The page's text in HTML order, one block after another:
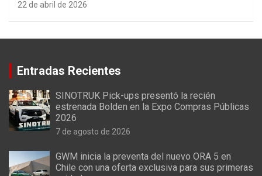
22 de abril de 2026
Entradas Recientes
SINOTRUK Pick-ups presentó la recién
estrenada Bolden en la Expo Compras Públicas
2026
7 de agosto de 2026
GWM inicia la preventa del nuevo ORA 5 en
Chile con una oferta exclusiva para sus primeras